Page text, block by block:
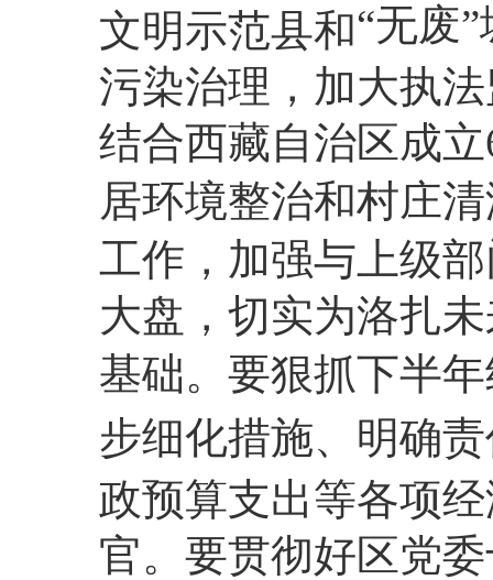
文明示范县和“无废
污染治理，加大执
结合西藏自治区成
居环境整治和村庄
工作， 加强与上级
大盘，切实为洛扎
基础。 要狠抓下半
步细化措施、明确
政预算支出等各项
官。 要贯彻好区党